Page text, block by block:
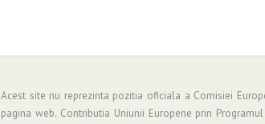
Acest site nu reprezinta pozitia oficiala a Comisiei
pagina web. Contributia Uniunii Europene prin